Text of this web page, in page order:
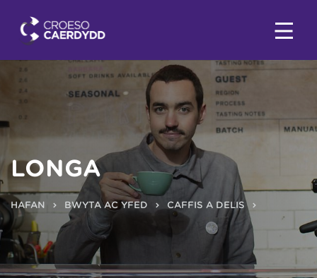
LONGA
HAFAN BWYTA AC YFED CAFFIS A DELIS